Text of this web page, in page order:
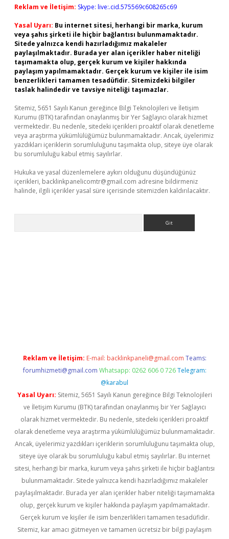
Reklam ve İletişim: Skype: live:.cid.575569c608265c69
Yasal Uyarı: Bu internet sitesi, herhangi bir marka, kurum
veya şahıs şirketi ile hiçbir bağlantısı bulunmamaktadır.
Sitede yalnızca kendi hazırladığımız makaleler
paylaşılmaktadır. Burada yer alan içerikler haber niteliği
taşımamakta olup, gerçek kurum ve kişiler hakkında
paylaşım yapılmamaktadır. Gerçek kurum ve kişiler ile isim
benzerlikleri tamamen tesadüfidir. Sitemizdeki bilgiler
taslak halindedir ve tavsiye niteliği taşımazlar.
Sitemiz, 5651 Sayılı Kanun gereğince Bilgi Teknolojileri ve İletişim
Kurumu (BTK) tarafından onaylanmış bir Yer Sağlayıcı olarak hizmet
vermektedir. Bu nedenle, sitedeki içerikleri proaktif olarak denetleme
veya araştırma yükümlülüğümüz bulunmamaktadır. Ancak, üyelerimiz
yazdıkları içeriklerin sorumluluğunu taşımakta olup, siteye üye olarak
bu sorumluluğu kabul etmiş sayılırlar.
Hukuka ve yasal düzenlemelere aykırı olduğunu düşündüğünüz
içerikleri, backlinkpanelicomtr@gmail.com adresine bildirmeniz
halinde, ilgili içerikler yasal süre içerisinde sitemizden kaldırılacaktır.
Reklam ve İletişim: E-mail: backlinkpaneli@gmail.com Teams:
forumhizmeti@gmail.com Whatsapp: 0262 606 0 726 Telegram:
@karabul
Yasal Uyarı: Sitemiz, 5651 Sayılı Kanun gereğince Bilgi Teknolojileri
ve İletişim Kurumu (BTK) tarafından onaylanmış bir Yer Sağlayıcı
olarak hizmet vermektedir. Bu nedenle, sitedeki içerikleri proaktif
olarak denetleme veya araştırma yükümlülüğümüz bulunmamaktadır.
Ancak, üyelerimiz yazdıkları içeriklerin sorumluluğunu taşımakta olup,
siteye üye olarak bu sorumluluğu kabul etmiş sayılırlar. Bu internet
sitesi, herhangi bir marka, kurum veya şahıs şirketi ile hiçbir bağlantısı
bulunmamaktadır. Sitede yalnızca kendi hazırladığımız makaleler
paylaşılmaktadır. Burada yer alan içerikler haber niteliği taşımamakta
olup, gerçek kurum ve kişiler hakkında paylaşım yapılmamaktadır.
Gerçek kurum ve kişiler ile isim benzerlikleri tamamen tesadüfidir.
Sitemiz, kar amacı gütmeyen ve tamamen ücretsiz bir bilgi paylaşım